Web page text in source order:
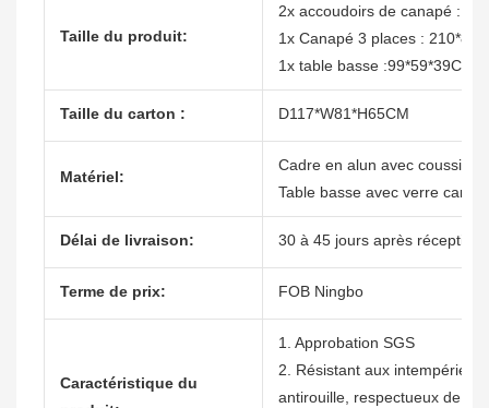
Taille du produit:
2x accoudoirs de canapé : 70
1x Canapé 3 places :
1x table basse :99*59*39CM
Taille du carton : D117*W81*H65CM
Matériel:
Cadre en alun avec coussin
Table basse avec verre
Délai de livraison: 30 à 45 jours après réception
Terme de prix: FOB Ningbo
Caractéristique du
1. Approbation SGS
2. Résistant aux intempéries,
antirouille, respectueux de